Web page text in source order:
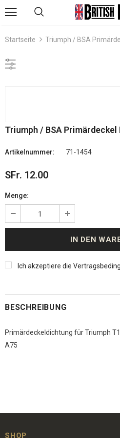
Startseite Triumph / BSA
Triumph / BSA
Artikelnummer: 71-1454
SFr. 12.00
Menge:
Ich akzeptiere die
BESCHREIBUNG
Primärdeckeldichtung für Triumph
A75
SHOP